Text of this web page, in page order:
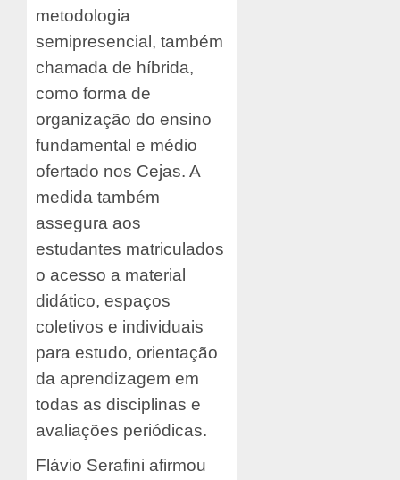
metodologia
semipresencial, também
chamada de híbrida,
como forma de
organização do ensino
fundamental e médio
ofertado nos Cejas. A
medida também
assegura aos
estudantes matriculados
o acesso a material
didático, espaços
coletivos e individuais
para estudo, orientação
da aprendizagem em
todas as disciplinas e
avaliações periódicas.
Flávio Serafini afirmou